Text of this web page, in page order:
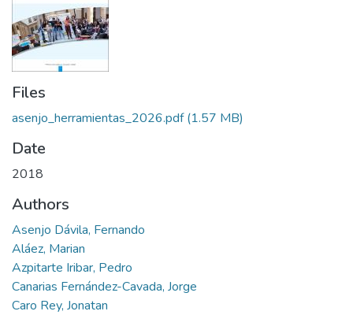
Statistics
Policies
Files
asenjo_herramientas_2026.pdf(1.57 MB)
Date
2018
Authors
Asenjo Dávila, Fernando
Aláez, Marian
Azpitarte Iribar, Pedro
Canarias Fernández-Cavada, Jorge
Caro Rey, Jonatan